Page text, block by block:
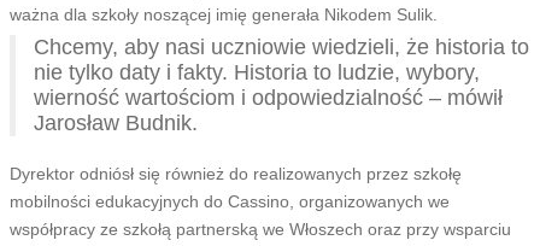
ważna dla szkoły noszącej imię generała Nikodem Sulik.
Chcemy, aby nasi uczniowie wiedzieli, że historia to
nie tylko daty i fakty. Historia to ludzie, wybory,
wierność wartościom i odpowiedzialność – mówił
Jarosław Budnik.
Dyrektor odniósł się również do realizowanych przez szkołę
mobilności edukacyjnych do Cassino, organizowanych we
współpracy ze szkołą partnerską we Włoszech oraz przy wsparciu